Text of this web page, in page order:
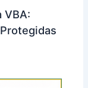
VBA: